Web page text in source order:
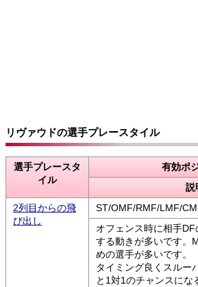
リヴァウドの選手プレースタイル
選手プレースタ
イル
有効ポ
説
2列目からの飛
び出し
ST/OMF/RMF/LMF/
オフェンス時に相手
する動きが多いです。
めの選手が多いです。
タイミング良くスルー
と1対1のチャンスにな